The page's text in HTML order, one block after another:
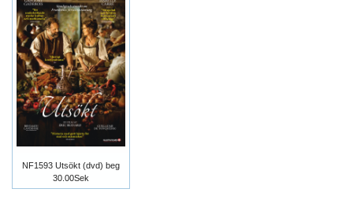
NF1593 Utsökt (dvd) beg
30.00Sek